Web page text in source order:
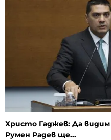
Христо Гаджев: Да
Румен Радев ще...